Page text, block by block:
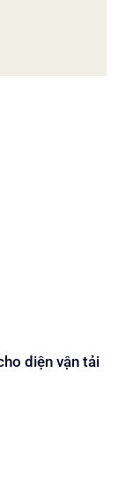
diện vận tải